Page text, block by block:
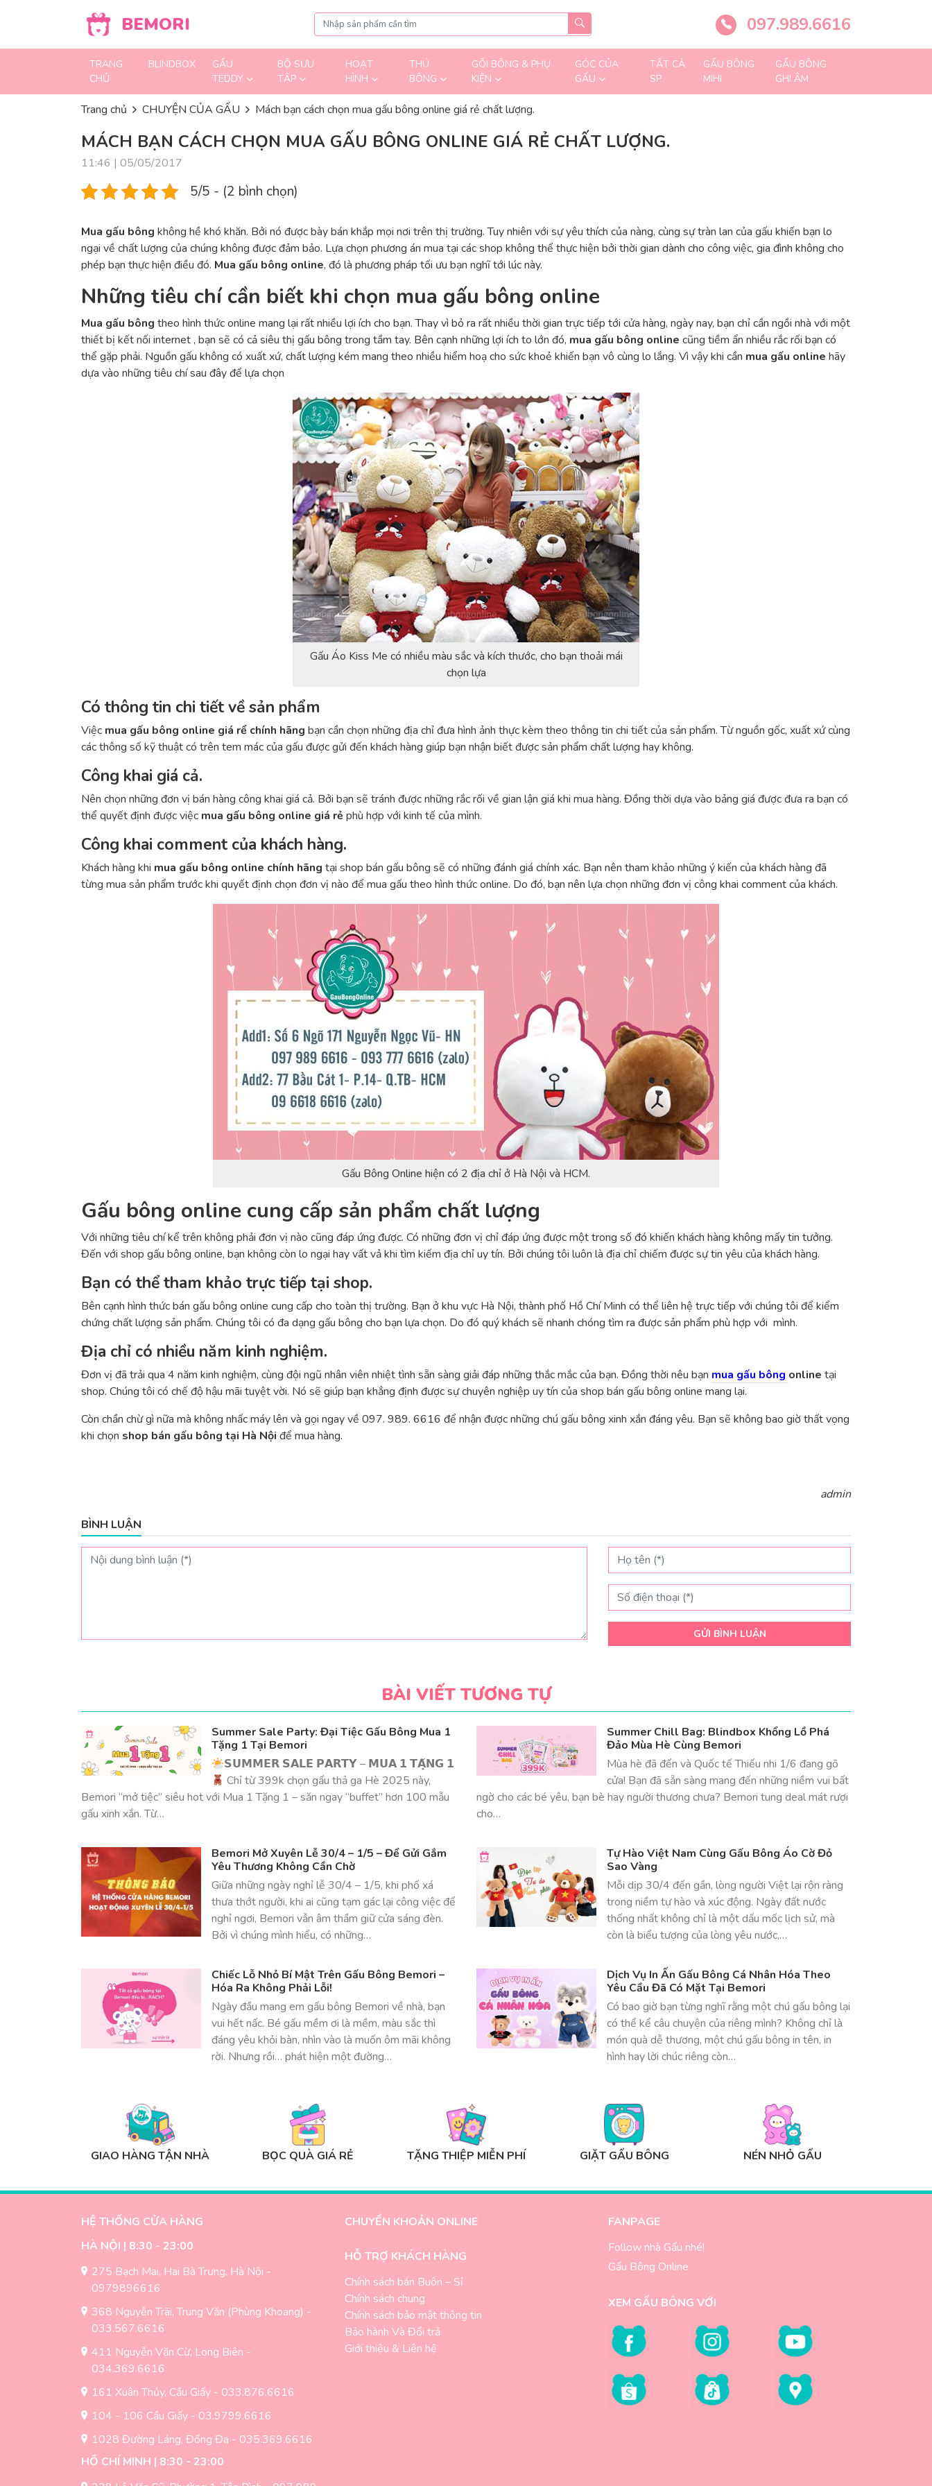
BEMORI 097.989.6616
TRANG
CHỦ
BLINDBOX
GẤU
TEDDY
BỘ SƯU
TẬP
HOẠT
HÌNH
THÚ
BÔNG
GỐI BÔNG & PHỤ
KIỆN
GÓC CỦA
GẤU
TẤT CẢ
SP
GẤU BÔNG
MIHI
GẤU BÔNG
GHI ÂM
Trang chủ CHUYỆN CỦA GẤU Mách bạn cách chọn mua gấu bông online giá rẻ chất lượng.
MÁCH BẠN CÁCH CHỌN MUA GẤU BÔNG ONLINE GIÁ RẺ CHẤT LƯỢNG.
11:46 | 05/05/2017
5/5 - (2 bình chọn)
Mua gấu bông không hề khó khăn. Bởi nó được bày bán khắp mọi nơi trên thị trường. Tuy nhiên với sự yêu thích của nàng, cùng sự tràn lan của gấu khiến bạn lo
ngại về chất lượng của chúng không được đảm bảo. Lựa chọn phương án mua tại các shop không thể thực hiện bởi thời gian dành cho công việc, gia đình không cho
phép bạn thực hiện điều đó. Mua gấu bông online, đó là phương pháp tối ưu bạn nghĩ tới lúc này.
Những tiêu chí cần biết khi chọn mua gấu bông online
Mua gấu bông theo hình thức online mang lại rất nhiều lợi ích cho bạn. Thay vì bỏ ra rất nhiều thời gian trực tiếp tới cửa hàng, ngày nay, bạn chỉ cần ngồi nhà với một
thiết bị kết nối internet , bạn sẽ có cả siêu thị gấu bông trong tầm tay. Bên cạnh những lợi ích to lớn đó, mua gấu bông online cũng tiềm ẩn nhiều rắc rối bạn có
thể gặp phải. Nguồn gấu không có xuất xứ, chất lượng kém mang theo nhiều hiểm hoạ cho sức khoẻ khiến bạn vô cùng lo lắng. Vì vậy khi cần mua gấu online hãy
dựa vào những tiêu chí sau đây để lựa chọn
Gấu Áo Kiss Me có nhiều màu sắc và kích thước, cho bạn thoải mái
chọn lựa
Có thông tin chi tiết về sản phẩm
Việc mua gấu bông online giá rể chính hãng bạn cần chọn những địa chỉ đưa hình ảnh thực kèm theo thông tin chi tiết của sản phẩm. Từ nguồn gốc, xuất xứ cùng
các thông số kỹ thuật có trên tem mác của gấu được gửi đến khách hàng giúp bạn nhận biết được sản phẩm chất lượng hay không.
Công khai giá cả.
Nên chọn những đơn vị bán hàng công khai giá cả. Bởi bạn sẽ tránh được những rắc rối về gian lận giá khi mua hàng. Đồng thời dựa vào bảng giá được đưa ra bạn có
thể quyết định được việc mua gấu bông online giá rẻ phù hợp với kinh tế của mình.
Công khai comment của khách hàng.
Khách hàng khi mua gấu bông online chính hãng tại shop bán gấu bông sẽ có những đánh giá chính xác. Bạn nên tham khảo những ý kiến của khách hàng đã
từng mua sản phẩm trước khi quyết định chọn đơn vị nào để mua gấu theo hình thức online. Do đó, bạn nên lựa chọn những đơn vị công khai comment của khách.
Gấu Bông Online hiện có 2 địa chỉ ở Hà Nội và HCM.
Gấu bông online cung cấp sản phẩm chất lượng
Với những tiêu chí kể trên không phải đơn vị nào cũng đáp ứng được. Có những đơn vị chỉ đáp ứng được một trong số đó khiến khách hàng không mấy tin tưởng.
Đến với shop gấu bông online, bạn không còn lo ngại hay vất vả khi tìm kiếm địa chỉ uy tín. Bởi chúng tôi luôn là địa chỉ chiếm được sự tin yêu của khách hàng.
Bạn có thể tham khảo trực tiếp tại shop.
Bên cạnh hình thức bán gấu bông online cung cấp cho toàn thị trường. Bạn ở khu vực Hà Nội, thành phố Hồ Chí Minh có thể liên hệ trực tiếp với chúng tôi để kiểm
chứng chất lượng sản phẩm. Chúng tôi có đa dạng gấu bông cho bạn lựa chọn. Do đó quý khách sẽ nhanh chóng tìm ra được sản phẩm phù hợp với mình.
Địa chỉ có nhiều năm kinh nghiệm.
Đơn vị đã trải qua 4 năm kinh nghiệm, cùng đội ngũ nhân viên nhiệt tình sẵn sàng giải đáp những thắc mắc của bạn. Đồng thời nêu bạn mua gấu bông online tại
shop. Chúng tôi có chế độ hậu mãi tuyệt vời. Nó sẽ giúp bạn khẳng định được sự chuyên nghiệp uy tín của shop bán gấu bông online mang lại.
Còn chần chừ gì nữa mà không nhấc máy lên và gọi ngay về 097. 989. 6616 để nhận được những chú gấu bông xinh xắn đáng yêu. Bạn sẽ không bao giờ thất vọng
khi chọn shop bán gấu bông tại Hà Nội để mua hàng.
admin
BÌNH LUẬN
GỬI BÌNH LUẬN
BÀI VIẾT TƯƠNG TỰ
Summer Sale Party: Đại Tiệc Gấu Bông Mua 1
Tặng 1 Tại Bemori
𝗦𝗨𝗠𝗠𝗘𝗥 𝗦𝗔𝗟𝗘 𝗣𝗔𝗥𝗧𝗬 – 𝗠𝗨𝗔 𝟭 𝗧𝗔̣̆𝗡𝗚 𝟭
Chỉ từ 399k chọn gấu thả ga Hè 2025 này,
Bemori “mở tiệc” siêu hot với Mua 1 Tặng 1 – săn ngay “buffet” hơn 100 mẫu
gấu xinh xắn. Từ…
Summer Chill Bag: Blindbox Khổng Lồ Phá
Đảo Mùa Hè Cùng Bemori
Mùa hè đã đến và Quốc tế Thiếu nhi 1/6 đang gõ
cửa! Bạn đã sẵn sàng mang đến những niềm vui bất
ngờ cho các bé yêu, bạn bè hay người thương chưa? Bemori tung deal mát rượi
cho…
Bemori Mở Xuyên Lễ 30/4 – 1/5 – Để Gửi Gắm
Yêu Thương Không Cần Chờ
Giữa những ngày nghỉ lễ 30/4 – 1/5, khi phố xá
thưa thớt người, khi ai cũng tạm gác lại công việc để
nghỉ ngơi, Bemori vẫn âm thầm giữ cửa sáng đèn.
Bởi vì chúng mình hiểu, có những…
Tự Hào Việt Nam Cùng Gấu Bông Áo Cờ Đỏ
Sao Vàng
Mỗi dịp 30/4 đến gần, lòng người Việt lại rộn ràng
trong niềm tự hào và xúc động. Ngày đất nước
thống nhất không chỉ là một dấu mốc lịch sử, mà
còn là biểu tượng của lòng yêu nước,…
Chiếc Lỗ Nhỏ Bí Mật Trên Gấu Bông Bemori –
Hóa Ra Không Phải Lỗi!
Ngày đầu mang em gấu bông Bemori về nhà, bạn
vui hết nấc. Bé gấu mềm ơi là mềm, màu sắc thì
đáng yêu khỏi bàn, nhìn vào là muốn ôm mãi không
rời. Nhưng rồi… phát hiện một đường…
Dịch Vụ In Ấn Gấu Bông Cá Nhân Hóa Theo
Yêu Cầu Đã Có Mặt Tại Bemori
Có bao giờ bạn từng nghĩ rằng một chú gấu bông lại
có thể kể câu chuyện của riêng mình? Không chỉ là
món quà dễ thương, một chú gấu bông in tên, in
hình hay lời chúc riêng còn…
GIAO HÀNG TẬN NHÀ BỌC QUÀ GIÁ RẺ TẶNG THIỆP MIỄN PHÍ GIẶT GẤU BÔNG NÉN NHỎ GẤU
HỆ THỐNG CỬA HÀNG
HÀ NỘI | 8:30 - 23:00
275 Bạch Mai, Hai Bà Trưng, Hà Nội -
0979896616
368 Nguyễn Trãi, Trung Văn (Phùng Khoang) -
033.567.6616
411 Nguyễn Văn Cừ, Long Biên -
034.369.6616
161 Xuân Thủy, Cầu Giấy - 033.876.6616
104 - 106 Cầu Giấy - 03.9799.6616
1028 Đường Láng, Đống Đa - 035.369.6616
HỒ CHÍ MINH | 8:30 - 23:00
CHUYỂN KHOẢN ONLINE
HỖ TRỢ KHÁCH HÀNG
Chính sách bán Buôn – Sỉ
Chính sách chung
Chính sách bảo mật thông tin
Bảo hành Và Đổi trả
Giới thiệu & Liên hệ
FANPAGE
Follow nhà Gấu nhé!
Gấu Bông Online
XEM GẤU BÔNG VỚI